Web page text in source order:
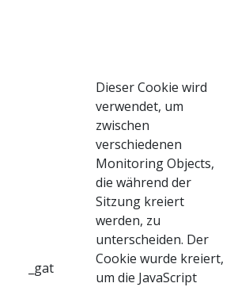
_gat
Dieser Cookie wird
verwendet, um
zwischen
verschiedenen
Monitoring Objects,
die während der
Sitzung kreiert
werden, zu
unterscheiden. Der
Cookie wurde kreiert,
um die JavaScript